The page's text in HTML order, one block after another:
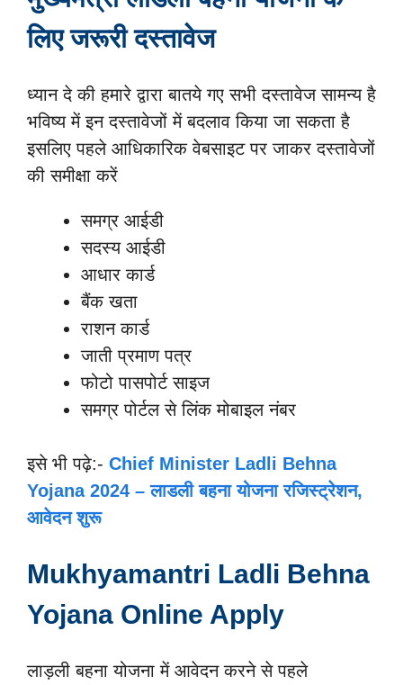
लिए जरूरी दस्तावेज
ध्यान दे की हमारे द्वारा बातये गए सभी दस्तावेज सामन्य है
भविष्य में इन दस्तावेजों में बदलाव किया जा सकता है
इसलिए पहले आधिकारिक वेबसाइट पर जाकर दस्तावेजों
की समीक्षा करें
समग्र आईडी
सदस्य आईडी
आधार कार्ड
बैंक खता
राशन कार्ड
जाती प्रमाण पत्र
फोटो पासपोर्ट साइज
समग्र पोर्टल से लिंक मोबाइल नंबर
इसे भी पढ़े:- Chief Minister Ladli Behna
Yojana 2024 – लाडली बहना योजना रजिस्ट्रेशन,
आवेदन शुरू
Mukhyamantri Ladli Behna
Yojana Online Apply
लाड़ली बहना योजना में आवेदन करने से पहले